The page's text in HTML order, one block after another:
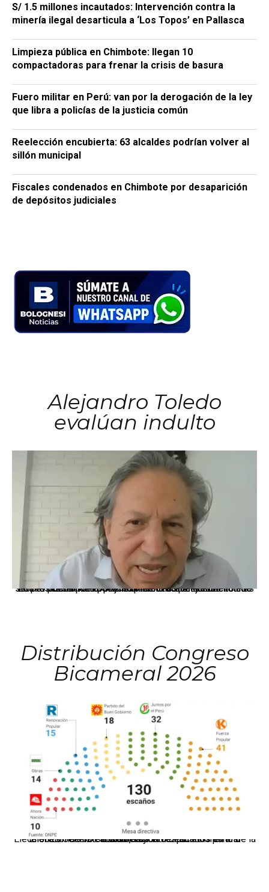
S/ 1.5 millones incautados: Intervención contra la
minería ilegal desarticula a ‘Los Topos’ en Pallasca
Limpieza pública en Chimbote: llegan 10
compactadoras para frenar la crisis de basura
Fuero militar en Perú: van por la derogación de la ley
que libra a policías de la justicia común
Reelección encubierta: 63 alcaldes podrían volver al
sillón municipal
Fiscales condenados en Chimbote por desaparición
de depósitos judiciales
Alejandro Toledo
evalúan indulto
La presidenta Keiko Fujimori informó que la solicitud de indulto presentada por el expresidente Alejandro Toledo será evaluada por la Comisión de Gracias Presidenciales conforme al procedimiento establecido.
Distribución Congreso
Bicameral 2026
El JNE oficializó la distribución de escaños para la elección de 60 senadores y 130 diputados en las Elecciones Generales 2026, tras el restablecimiento de la Bicameralidad.